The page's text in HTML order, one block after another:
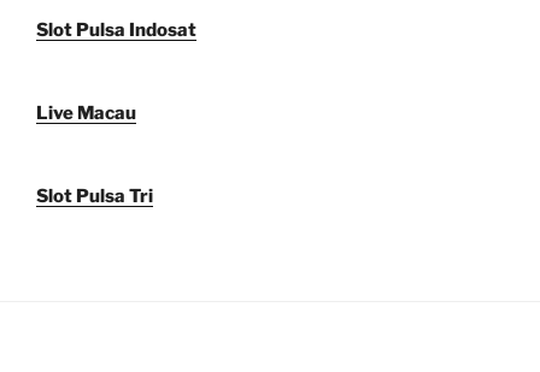
Slot Pulsa Indosat
Live Macau
Slot Pulsa Tri